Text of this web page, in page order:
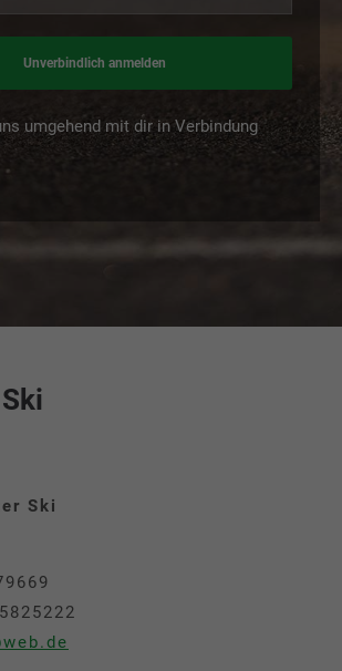
Unverbindlich anmelden
umgehend mit dir in Verbindung
Ski